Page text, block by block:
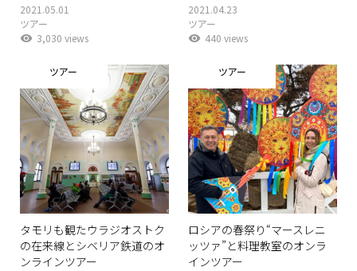
2021.05.01
ツアー
3,030 views
2021.04.23
ツアー
440 views
ツアー
タモリも観たウラジオストク
の在来線とシベリア鉄道のオ
ンラインツアー
ツアー
ロシアの春祭り“マースレニ
ッツァ”と料理教室のオンラ
インツアー